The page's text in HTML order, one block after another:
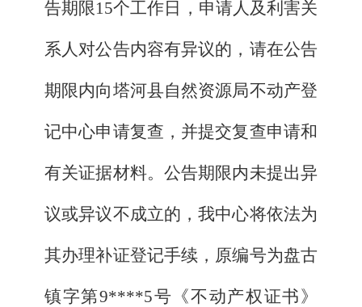
告期限15个工作日，申请人及利害关
系人对公告内容有异议的，请在公告
期限内向塔河县自然资源局不动产登
记中心申请复查，并提交复查申请和
有关证据材料。公告期限内未提出异
议或异议不成立的，我中心将依法为
其办理补证登记手续，原编号为盘古
镇字第9****5号《不动产权证书》